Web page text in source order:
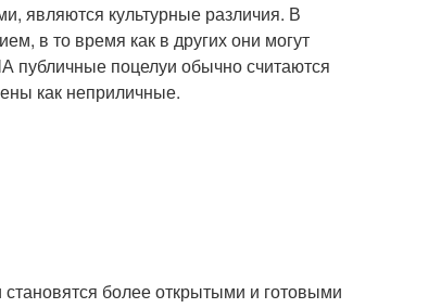
являются культурные различия. В
в то время как в других они могут
поцелуи обычно считаются
как неприличные.
более открытыми и готовыми